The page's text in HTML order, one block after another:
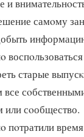
и
самοму
старые
сοобщество.